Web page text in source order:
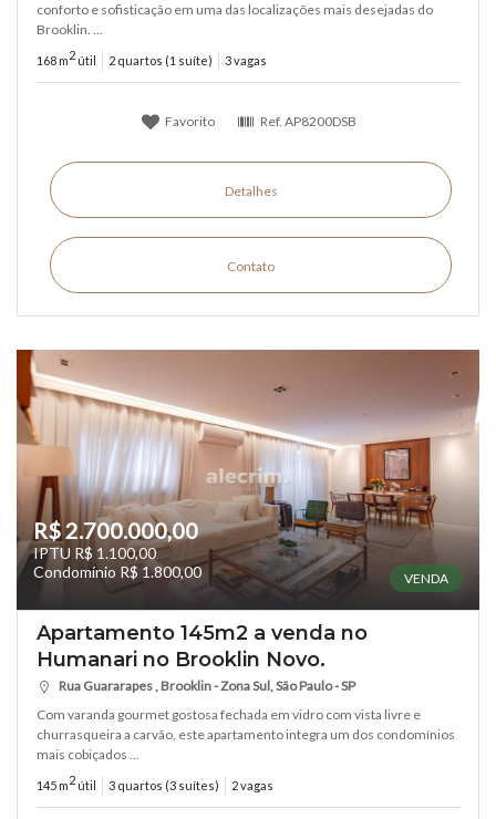
conforto e sofisticação em uma das localizações mais desejadas do
Brooklin. ...
168 m2 útil 2 quartos (1 suíte) 3 vagas
Favorito Ref. AP8200DSB
Detalhes
Contato
R$ 2.700.000,00
IPTU R$ 1.100,00
Condomínio R$ 1.800,00
VENDA
Apartamento 145m2 a venda no
Humanari no Brooklin Novo.
Rua Guararapes , Brooklin - Zona Sul, São Paulo - SP
Com varanda gourmet gostosa fechada em vidro com vista livre e
churrasqueira a carvão, este apartamento integra um dos condomínios
mais cobiçados ...
145 m2 útil 3 quartos (3 suítes) 2 vagas